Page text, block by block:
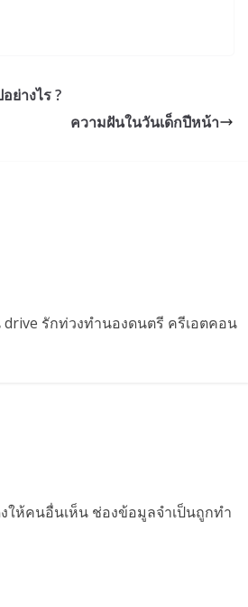
ย่างไร ?
ความฝันในวันเด็กปีหน้า
drive รักท่วงทำนองดนตรี ครีเอตคอน
ให้คนอื่นเห็น ช่องข้อมูลจำเป็นถูกทำ